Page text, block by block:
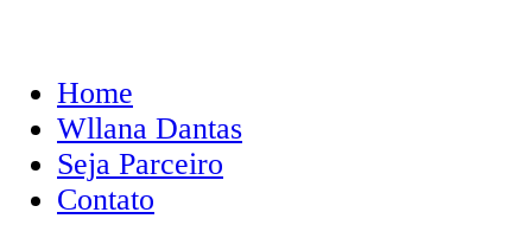
Home
Wllana Dantas
Seja Parceiro
Contato